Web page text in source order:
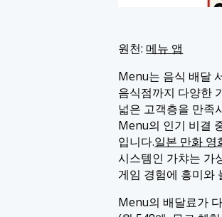
원천: 메뉴 앱
Menu는 음식 배달
음식점까지 다양한
넓은 고객층을 만족
Menu의 인기 비결
입니다.일본 만화 영
시스템인 가챠는 가
게임 경험에 흥미와
Menu의 배달료가